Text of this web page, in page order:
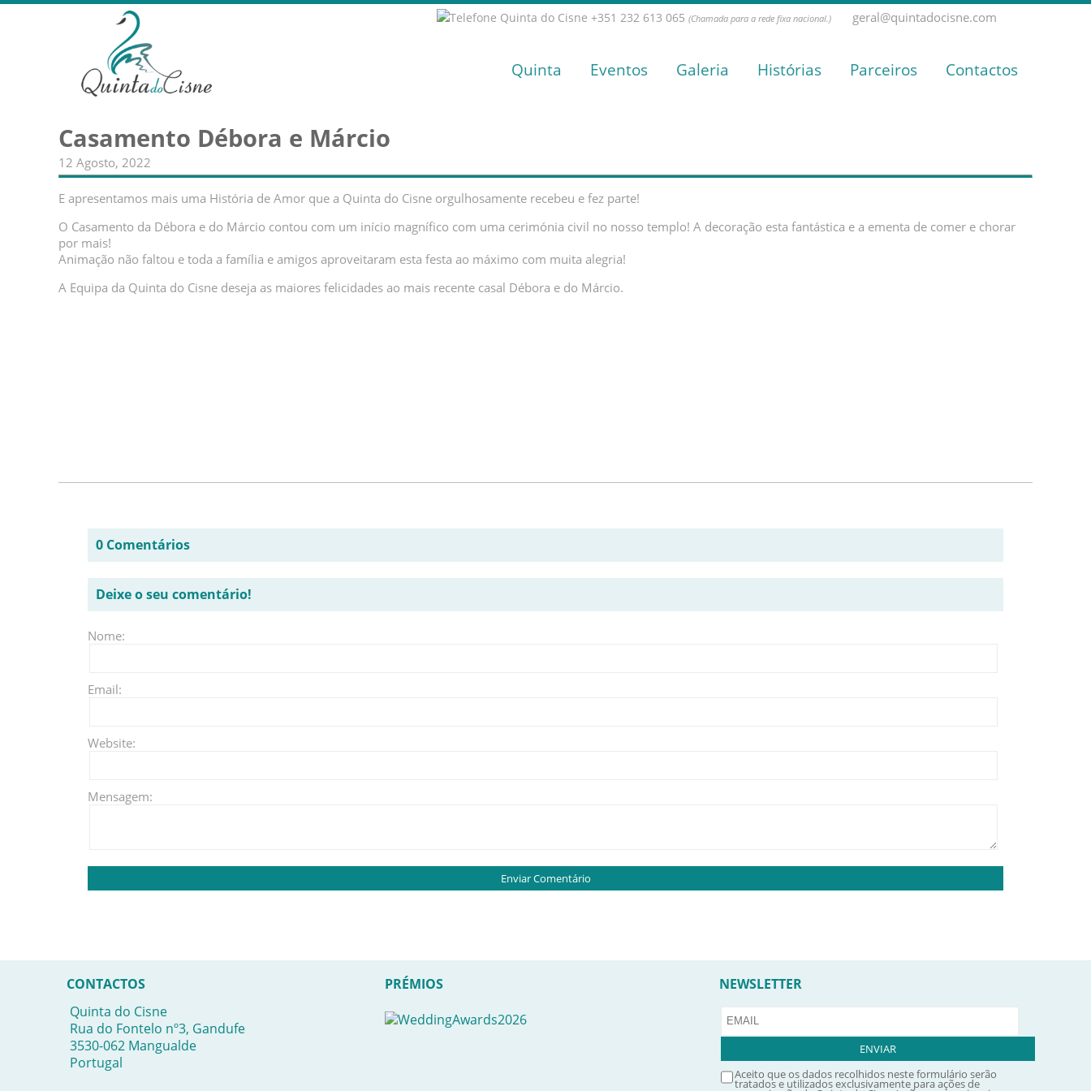
+351 232 613 065 (Chamada para a rede fixa nacional.) geral@quintadocisne.com
Quinta Eventos Galeria Histórias Parceiros Contactos
Casamento Débora e Márcio
12 Agosto, 2022
E apresentamos mais uma História de Amor que a Quinta do Cisne orgulhosamente recebeu e fez parte!
O Casamento da Débora e do Márcio contou com um início magnífico com uma cerimónia civil no nosso templo! A decoração esta fantástica e a ementa de comer e chorar
por mais!
Animação não faltou e toda a família e amigos aproveitaram esta festa ao máximo com muita alegria!
A Equipa da Quinta do Cisne deseja as maiores felicidades ao mais recente casal Débora e do Márcio.
0 Comentários
Deixe o seu comentário!
Nome:
Email:
Website:
Mensagem:
CONTACTOS
Quinta do Cisne
Rua do Fontelo nº3, Gandufe
3530-062 Mangualde
Portugal
PRÉMIOS NEWSLETTER
Aceito que os dados recolhidos neste formulário serão
tratados e utilizados exclusivamente para ações de